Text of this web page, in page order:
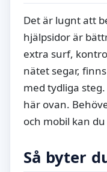
Det är lugnt att
hjälpsidor är
extra surf,
nätet segar,
med tydliga
här ovan.
och mobil kan
Så byter